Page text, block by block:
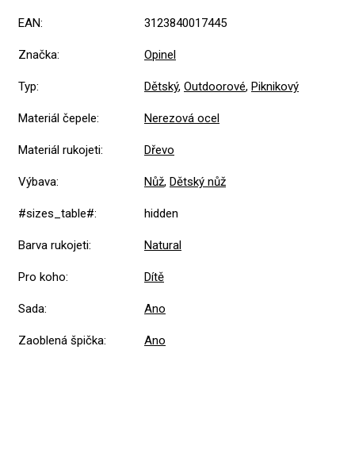
EAN: 3123840017445
Značka: Opinel
Typ: Dětský, Outdoorové, Piknikový
Materiál čepele: Nerezová ocel
Materiál rukojeti: Dřevo
Výbava: Nůž, Dětský nůž
#sizes_table#: hidden
Barva rukojeti: Natural
Pro koho: Dítě
Sada: Ano
Zaoblená špička: Ano